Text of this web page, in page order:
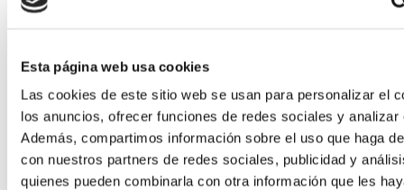
Esta página web usa cookies
Las cookies de este sitio web se usan para personalizar el
los anuncios, ofrecer funciones de redes sociales y analizar
Además, compartimos información sobre el uso que haga
con nuestros partners de redes sociales, publicidad y
quienes pueden combinarla con otra información que les
Finalmente, indicarte que en nuestro showroom de
esperamos con esta y otras propuestas, ideales para
tu vivienda!